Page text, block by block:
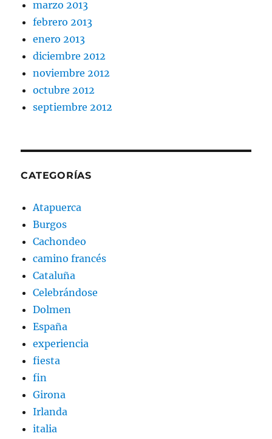
marzo 2013
febrero 2013
enero 2013
diciembre 2012
noviembre 2012
octubre 2012
septiembre 2012
CATEGORÍAS
Atapuerca
Burgos
Cachondeo
camino francés
Cataluña
Celebrándose
Dolmen
España
experiencia
fiesta
fin
Girona
Irlanda
italia